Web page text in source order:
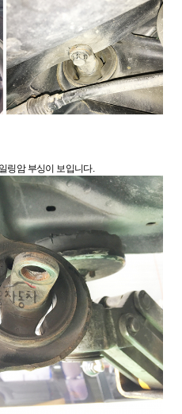
링암 부싱이 보입니다.